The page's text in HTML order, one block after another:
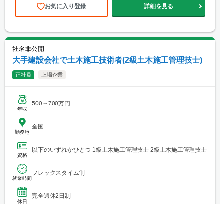
お気に入り登録 詳細を見る
社名非公開
大手建設会社で土木施工技術者(2級土木施工管理技士)
正社員 上場企業
年収
500～700万円
勤務地
全国
資格
以下のいずれかひとつ 1級土木施工管理技士 2級土木施工管理技士
就業時間
フレックスタイム制
休日
完全週休2日制